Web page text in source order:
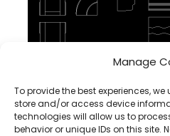
Manage
To provide the best experiences,
store and/or access device
technologies will allow us to
behavior or unique IDs on this site.
Pengering Tangan DWG